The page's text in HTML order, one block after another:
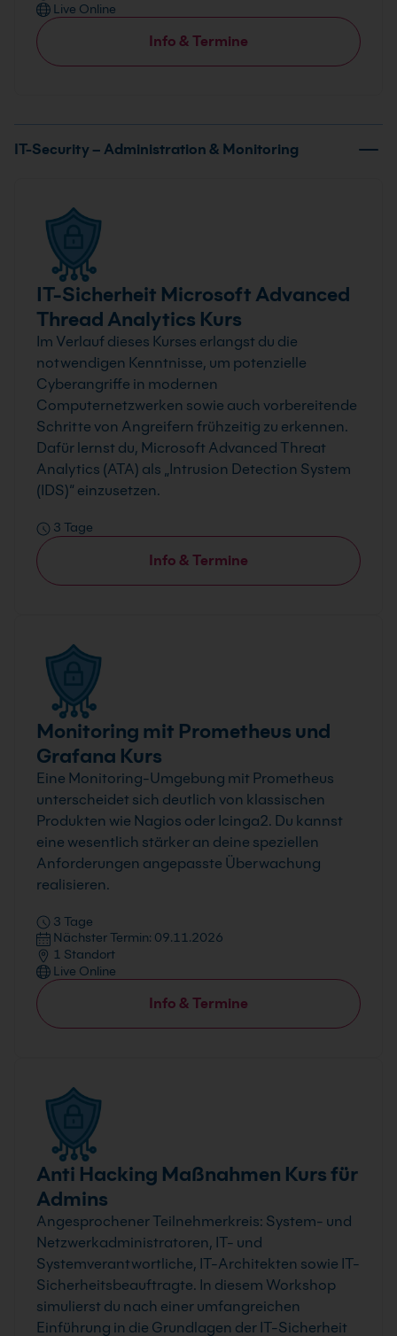
Live Online
Info & Termine
IT-Security – Administration & Monitoring
IT-Sicherheit Microsoft Advanced
Thread Analytics Kurs
Im Verlauf dieses Kurses erlangst du die
notwendigen Kenntnisse, um potenzielle
Cyberangriffe in modernen
Computernetzwerken sowie auch vorbereitende
Schritte von Angreifern frühzeitig zu erkennen.
Dafür lernst du, Microsoft Advanced Threat
Analytics (ATA) als „Intrusion Detection System
(IDS)“ einzusetzen.
3 Tage
Info & Termine
Monitoring mit Prometheus und
Grafana Kurs
Eine Monitoring-Umgebung mit Prometheus
unterscheidet sich deutlich von klassischen
Produkten wie Nagios oder Icinga2. Du kannst
eine wesentlich stärker an deine speziellen
Anforderungen angepasste Überwachung
realisieren.
3 Tage
Nächster Termin: 09.11.2026
1 Standort
Live Online
Info & Termine
Anti Hacking Maßnahmen Kurs für
Admins
Angesprochener Teilnehmerkreis: System- und
Netzwerkadministratoren, IT- und
Systemverantwortliche, IT-Architekten sowie IT-
Sicherheitsbeauftragte. In diesem Workshop
simulierst du nach einer umfangreichen
Einführung in die Grundlagen der IT-Sicherheit